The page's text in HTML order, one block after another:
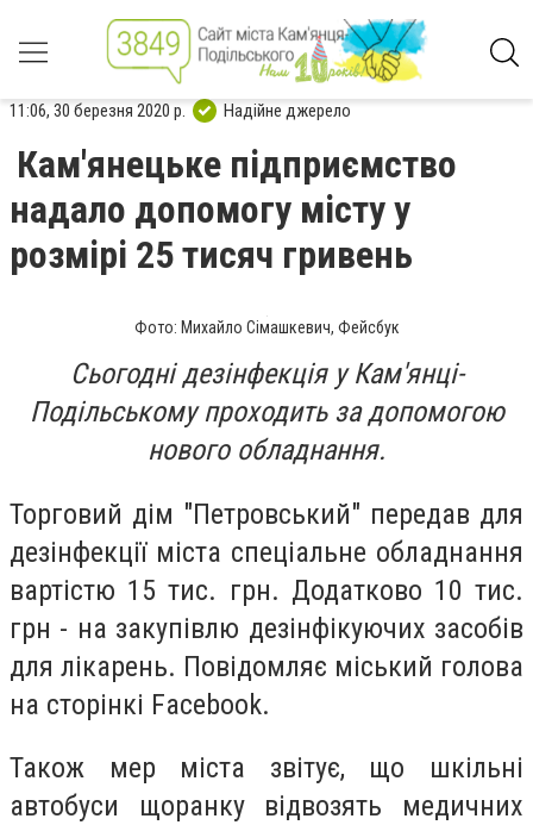
11:06, 30 березня 2020 р. Надійне джерело
Кам'янецьке підприємство
надало допомогу місту у
розмірі 25 тисяч гривень
Фото: Михайло Сімашкевич, Фейсбук
Сьогодні дезінфекція у Кам'янці-
Подільському проходить за допомогою
нового обладнання.
Торговий дім "Петровський" передав для
дезінфекції міста спеціальне обладнання
вартістю 15 тис. грн. Додатково 10 тис.
грн - на закупівлю дезінфікуючих засобів
для лікарень. Повідомляє міський голова
на сторінкі Facebook.
Також мер міста звітує, що шкільні
автобуси щоранку відвозять медичних